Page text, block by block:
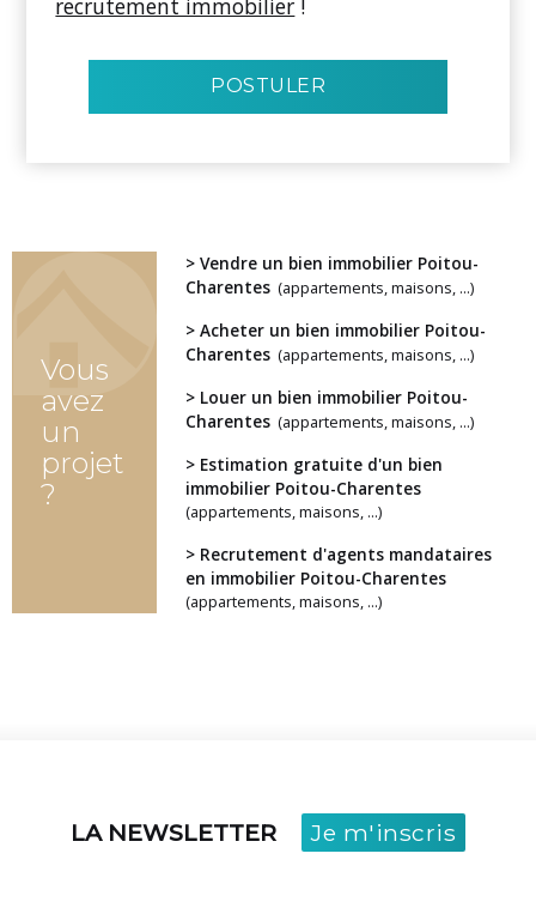
recrutement immobilier !
POSTULER
Vous
avez
un
projet
?
> Vendre un bien immobilier Poitou-
Charentes (appartements, maisons, ...)
> Acheter un bien immobilier Poitou-
Charentes (appartements, maisons, ...)
> Louer un bien immobilier Poitou-
Charentes (appartements, maisons, ...)
> Estimation gratuite d'un bien
immobilier Poitou-Charentes
(appartements, maisons, ...)
> Recrutement d'agents mandataires
en immobilier Poitou-Charentes
(appartements, maisons, ...)
LA NEWSLETTER Je m'inscris